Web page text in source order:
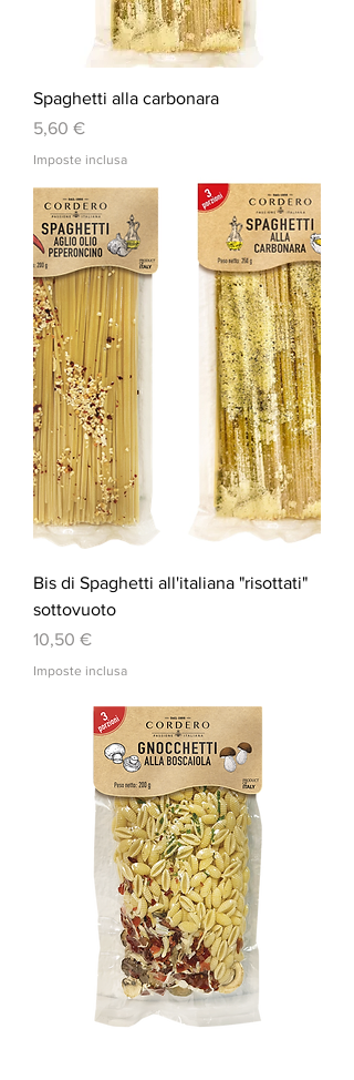
Spaghetti alla carbonara
Prezzo
5,60 €
Imposte inclusa
Bis di Spaghetti all'italiana "risottati"
sottovuoto
Prezzo
10,50 €
Imposte inclusa